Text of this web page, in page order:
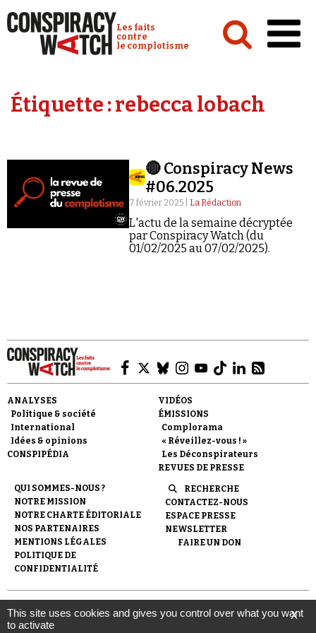
Conspiracy Watch :
Les faits
contre
le complotisme
Analyses
Vidéos
Émissions
Revues de presse
Faire un don
Demander à Vera
Étiquette :rebecca lobach
🔴 Conspiracy News
#06.2025
7 février 2025 | La Rédaction
L'actu de la semaine décryptée
par Conspiracy Watch (du
01/02/2025 au 07/02/2025).
ANALYSES
Politique & société
International
Idées & opinions
CONSPIPÉDIA
VIDÉOS
ÉMISSIONS
Complorama
« Réveillez-vous ! »
Les Déconspirateurs
REVUES DE PRESSE
QUI SOMMES-NOUS ?
NOTRE MISSION
NOTRE CHARTE ÉDITORIALE
NOS PARTENAIRES
MENTIONS LÉGALES
POLITIQUE DE
CONFIDENTIALITÉ
RECHERCHE
CONTACTEZ-NOUS
ESPACE PRESSE
NEWSLETTER
FAIRE UN DON
© 2007- 2026 Conspiracy Watch | Une réalisation de
l'Observatoire du conspirationnisme (association loi de 1901) avec
le soutien de la Fondation pour la Mémoire de la Shoah.
X
This site uses cookies and gives you control over what you want
to activate